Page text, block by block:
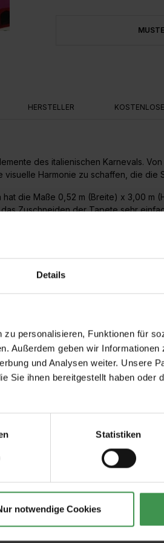
Details
personalisieren, Funktionen für
Außerdem geben wir Informationen
und Analysen weiter. Unsere
Sie ihnen bereitgestellt haben oder
Statistiken
notwendige Cookies
HERSTELLER
des italienischen Karnevals.
Harmonie zu schaffen, die die
die Maße 0,52 m (Breite) x 3,00 m
das Zuschneiden der Tapete sehr
von 3,00 m genutzt werden.
sehr einfach. Die Wand wird
Zubehör
geriffelte